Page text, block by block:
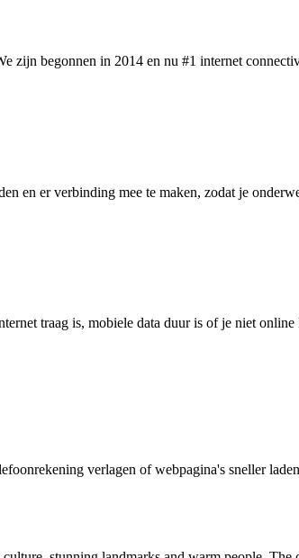
zijn begonnen in 2014 en nu #1 internet
en er verbinding mee te maken, zodat je
traag is, mobiele data duur is of je niet
verlagen of webpagina's sneller